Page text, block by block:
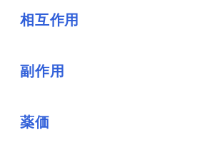
相互作用
副作用
薬価